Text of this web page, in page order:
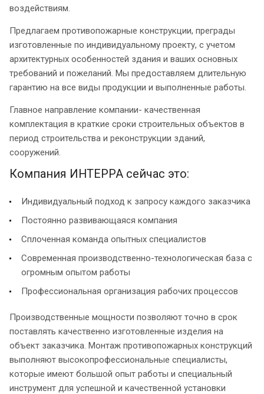
воздействиям.
Предлагаем противопожарные конструкции, преграды
изготовленные по индивидуальному проекту, с учетом
архитектурных особенностей здания и ваших основных
требований и пожеланий. Мы предоставляем длительную
гарантию на все виды продукции и выполненные работы.
Главное направление компании- качественная
комплектация в краткие сроки строительных объектов в
период строительства и реконструкции зданий,
сооружений.
Компания ИНТЕРРА сейчас это:
Индивидуальный подход к запросу каждого заказчика
Постоянно развивающаяся компания
Сплоченная команда опытных специалистов
Современная производственно-технологическая база с
огромным опытом работы
Профессиональная организация рабочих процессов
Производственные мощности позволяют точно в срок
поставлять качественно изготовленные изделия на
объект заказчика. Монтаж противопожарных конструкций
выполняют высокопрофессиональные специалисты,
которые имеют большой опыт работы и специальный
инструмент для успешной и качественной установки